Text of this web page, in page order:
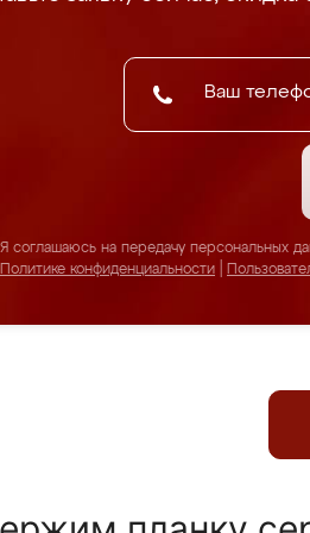
Я соглашаюсь на передачу персональных
Политике конфиденциальности